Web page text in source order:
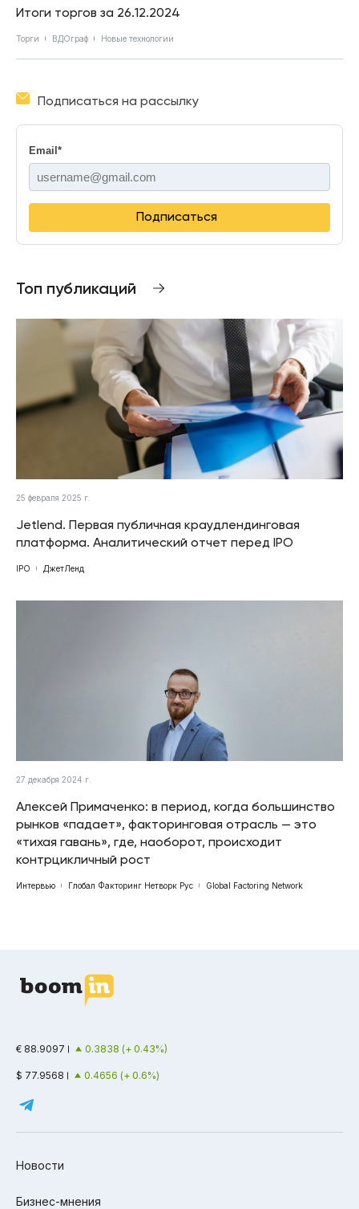
Итоги торгов за 26.12.2024
Торги ВДОграф Новые технологии
Подписаться на рассылку
Email *
Подписаться
Топ публикаций
25 февраля 2025 г.
Jetlend. Первая публичная краудлендинговая
платформа. Аналитический отчет перед IPO
IPO ДжетЛенд
27 декабря 2024 г.
Алексей Примаченко: в период, когда большинство
рынков «падает», факторинговая отрасль — это
«тихая гавань», где, наоборот, происходит
контрцикличный рост
Интервью Глобал Факторинг Нетворк Рус Global Factoring Network
€ 88.9097 0.3838 (+ 0.43%)
$ 77.9568 0.4656 (+ 0.6%)
Новости
Бизнес-мнения